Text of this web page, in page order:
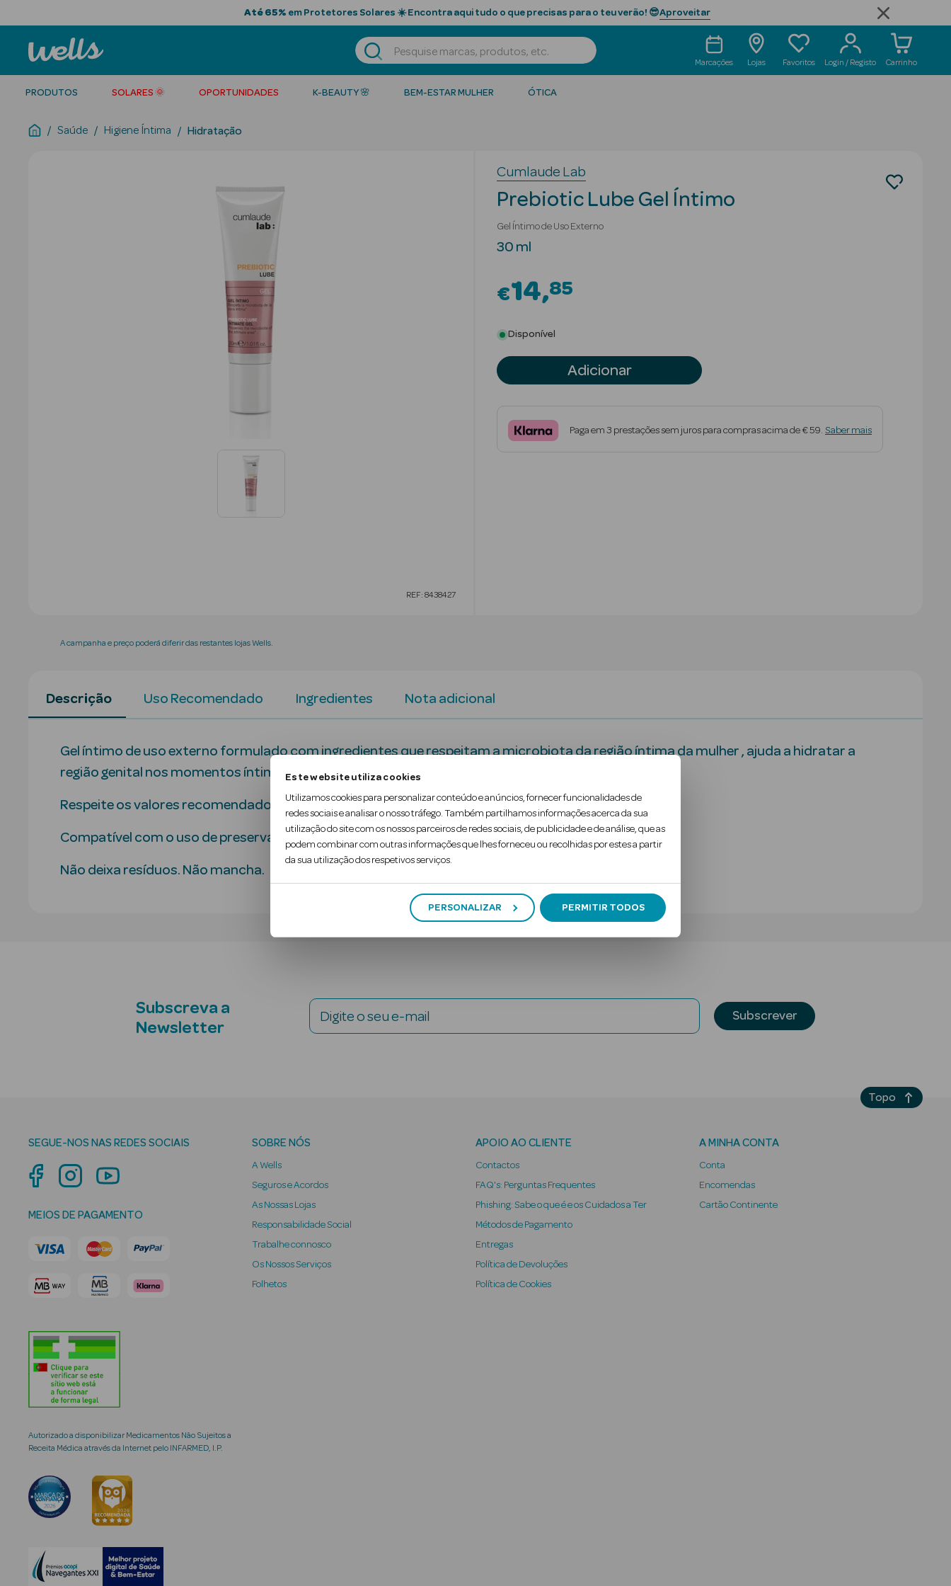
Este website utiliza cookies
Utilizamos cookies para personalizar conteúdo e anúncios, fornecer funcionalidades de
redes sociais e analisar o nosso tráfego. Também partilhamos informações acerca da sua
utilização do site com os nossos parceiros de redes sociais, de publicidade e de análise, que as
podem combinar com outras informações que lhes forneceu ou recolhidas por estes a partir
da sua utilização dos respetivos serviços.
PERSONALIZAR PERMITIR TODOS
Até 65% em Protetores Solares ☀️ Encontra aqui tudo o que precisas para o teu verão! 😎Aproveitar
Marcações Lojas Favoritos Login / Registo Carrinho
PRODUTOS SOLARES 🌞 OPORTUNIDADES K-BEAUTY 🌸 BEM-ESTAR MULHER ÓTICA
Saúde Higiene Íntima Hidratação
REF: 8438427
Cumlaude Lab
Prebiotic Lube Gel Íntimo
Gel Íntimo de Uso Externo
30 ml
€14 85
Disponível
Adicionar
Paga em 3 prestações sem juros para compras acima de € 59. Saber mais
A campanha e preço poderá diferir das restantes lojas Wells.
Descrição Uso Recomendado Ingredientes Nota adicional
Gel íntimo de uso externo formulado com ingredientes que respeitam a microbiota da região íntima da mulher , ajuda a hidratar a
região genital nos momentos íntimos.
Respeite os valores recomendados pela OMS (pH e osmolalidade).
Compatível com o uso de preservativos.
Não deixa resíduos. Não mancha.
Subscreva a
Newsletter
Digite o seu e-mail Subscrever
SEGUE-NOS NAS REDES SOCIAIS
MEIOS DE PAGAMENTO
Autorizado a disponibilizar Medicamentos Não Sujeitos a
Receita Médica através da Internet pelo INFARMED, I.P.
SOBRE NÓS
A Wells
Seguros e Acordos
As Nossas Lojas
Responsabilidade Social
Trabalhe connosco
Os Nossos Serviços
Folhetos
APOIO AO CLIENTE
Contactos
FAQ's: Perguntas Frequentes
Phishing: Sabe o que é e os Cuidados a Ter
Métodos de Pagamento
Entregas
Política de Devoluções
Política de Cookies
A MINHA CONTA
Conta
Encomendas
Cartão Continente
Topo